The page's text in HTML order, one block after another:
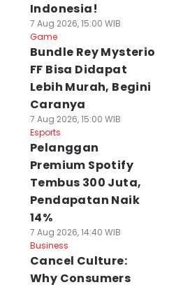
Indonesia!
7 Aug 2026, 15:00 WIB
Game
Bundle Rey Mysterio
FF Bisa Didapat
Lebih Murah, Begini
Caranya
7 Aug 2026, 15:00 WIB
Esports
Pelanggan
Premium Spotify
Tembus 300 Juta,
Pendapatan Naik
14%
7 Aug 2026, 14:40 WIB
Business
Cancel Culture:
Why Consumers